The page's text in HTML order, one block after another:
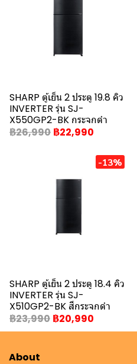
SHARP ตู้เย็น 2 ประตู 19.8 คิว
INVERTER รุ่น SJ-
X550GP2-BK กระจกดำ
฿26,990 ฿22,990
-13%
SHARP ตู้เย็น 2 ประตู 18.4 คิว
INVERTER รุ่น SJ-
X510GP2-BK สีกระจกดำ
฿23,990 ฿20,990
About